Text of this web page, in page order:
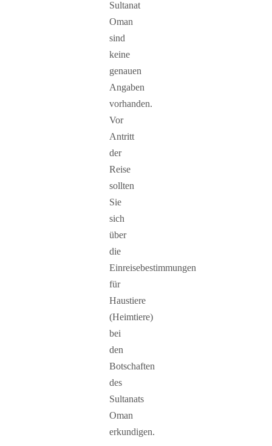
Sultanat
Oman
sind
keine
genauen
Angaben
vorhanden.
Vor
Antritt
der
Reise
sollten
Sie
sich
über
die
Einreisebestimmungen
für
Haustiere
(Heimtiere)
bei
den
Botschaften
des
Sultanats
Oman
erkundigen.